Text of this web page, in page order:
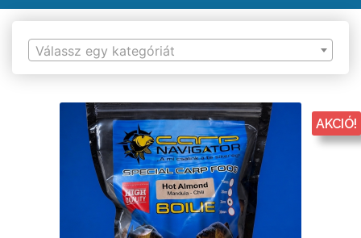
AKCIÓ!
Válassz egy kategóriát